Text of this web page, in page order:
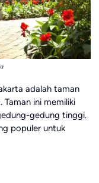
adalah taman
ini memiliki
gedung tinggi.
populer untuk